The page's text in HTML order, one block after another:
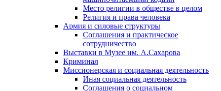
Место религии в обществе в целом
Религия и права человека
Армия и силовые структуры
Соглашения и практическое
сотрудничество
Выставки в Музее им. А.Сахарова
Криминал
Миссионерская и социальная деятельность
Иная социальная деятельность
Соглашения о социальном